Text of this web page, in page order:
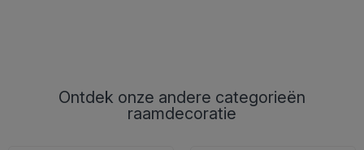
Ontdek onze andere categorieën
raamdecoratie